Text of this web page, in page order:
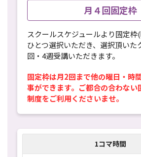
月４回固定枠
スクールスケジュールより固定枠
ひとつ選択いただき、選択頂いた
回・4週受講いただきます。
固定枠は月2回まで他の曜日・時
事ができます。ご都合の合わない
制度をご利用くださいませ。
1コマ時間